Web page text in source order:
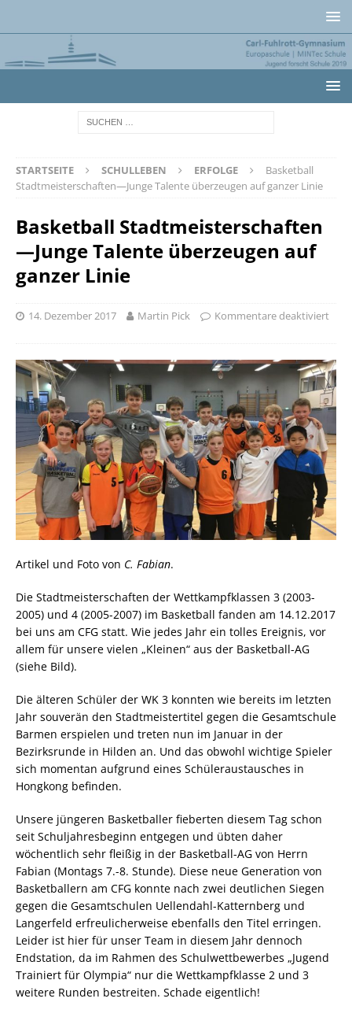
STARTSEITE SCHULLEBEN ERFOLGE
Basketball
Stadtmeisterschaften—Junge Talente überzeugen auf ganzer Linie
Basketball Stadtmeisterschaften
—Junge Talente überzeugen auf
ganzer Linie
14. Dezember 2017 Martin Pick Kommentare deaktiviert
Artikel und Foto von C. Fabian.
Die Stadtmeisterschaften der Wettkampfklassen 3 (2003-
2005) und 4 (2005-2007) im Basketball fanden am 14.12.2017
bei uns am CFG statt. Wie jedes Jahr ein tolles Ereignis, vor
allem für unsere vielen „Kleinen“ aus der Basketball-AG
(siehe Bild).
Die älteren Schüler der WK 3 konnten wie bereits im letzten
Jahr souverän den Stadtmeistertitel gegen die Gesamtschule
Barmen erspielen und treten nun im Januar in der
Bezirksrunde in Hilden an. Und das obwohl wichtige Spieler
sich momentan aufgrund eines Schüleraustausches in
Hongkong befinden.
Unsere jüngeren Basketballer fieberten diesem Tag schon
seit Schuljahresbeginn entgegen und übten daher
wöchentlich sehr fleißig in der Basketball-AG von Herrn
Fabian (Montags 7.-8. Stunde). Diese neue Generation von
Basketballern am CFG konnte nach zwei deutlichen Siegen
gegen die Gesamtschulen Uellendahl-Katternberg und
Langerfeld erfreulicherweise ebenfalls den Titel erringen.
Leider ist hier für unser Team in diesem Jahr dennoch
Endstation, da im Rahmen des Schulwettbewerbes „Jugend
Trainiert für Olympia“ nur die Wettkampfklasse 2 und 3
weitere Runden bestreiten. Schade eigentlich!